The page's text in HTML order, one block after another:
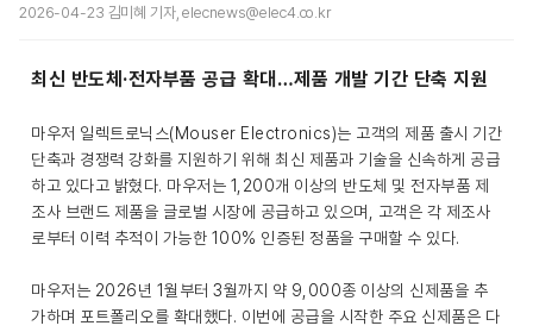
2026-04-23 김미혜 기자, elecnews@elec4.co.kr
최신 반도체·전자부품 공급 확대…제품 개발 기간 단축 지원
마우저 일렉트로닉스(Mouser Electronics)는 고객의 제품 출시 기간
단축과 경쟁력 강화를 지원하기 위해 최신 제품과 기술을 신속하게 공급
하고 있다고 밝혔다. 마우저는 1,200개 이상의 반도체 및 전자부품 제
조사 브랜드 제품을 글로벌 시장에 공급하고 있으며, 고객은 각 제조사
로부터 이력 추적이 가능한 100% 인증된 정품을 구매할 수 있다.
마우저는 2026년 1월부터 3월까지 약 9,000종 이상의 신제품을 추
가하며 포트폴리오를 확대했다. 이번에 공급을 시작한 주요 신제품은 다